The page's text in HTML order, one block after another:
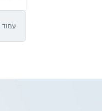
עמוד 1 מתוך 96